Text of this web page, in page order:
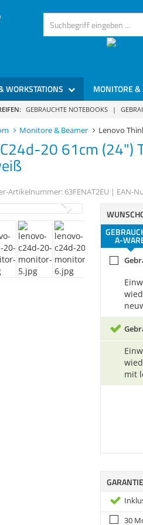
WORKSTATIONS MONITORE
GEBRAUCHTE NOTEBOOKS |
Monitore & Beamer Lenovo
20 61cm (24")
Artikelnummer: 63FENAT2EU | EAN-
A-
mit
30